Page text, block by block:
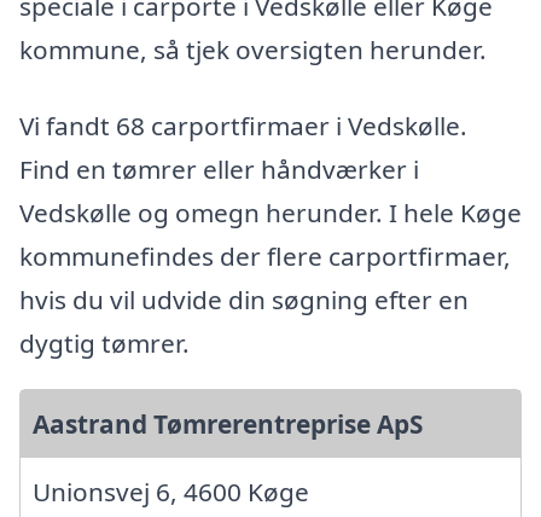
kommune, så tjek oversigten herunder.
Vi fandt 68 carportfirmaer i Vedskølle.
Find en tømrer eller håndværker i
Vedskølle og omegn herunder. I hele Køge
kommunefindes der flere carportfirmaer,
hvis du vil udvide din søgning efter en
dygtig tømrer.
Aastrand Tømrerentreprise ApS
Unionsvej 6, 4600 Køge